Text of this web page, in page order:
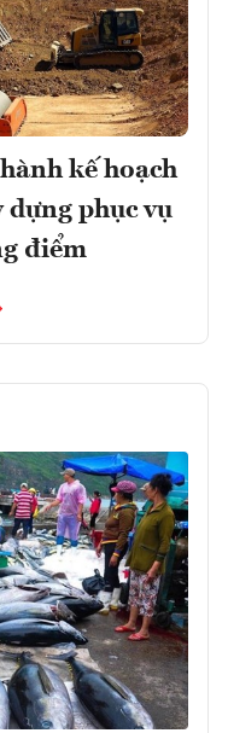
kế hoạch
phục vụ
điểm